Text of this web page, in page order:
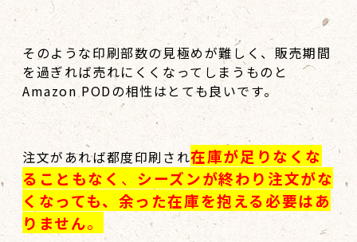
そのような印刷部数の見極めが難しく、販売期間
を過ぎれば売れにくくなってしまうものと
Amazon PODの相性はとても良いです。
注文があれば都度印刷され在庫が足りなくな
ることもなく 、 シーズンが終わり注文がな
くなっても、余った在庫を抱える必要はあ
りません。